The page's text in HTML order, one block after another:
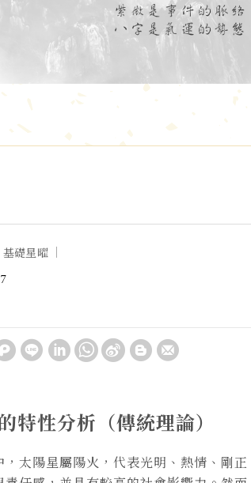
基礎星曜
特性分析（傳統理論）
，太陽星屬陽火，代表光明、熱情、剛